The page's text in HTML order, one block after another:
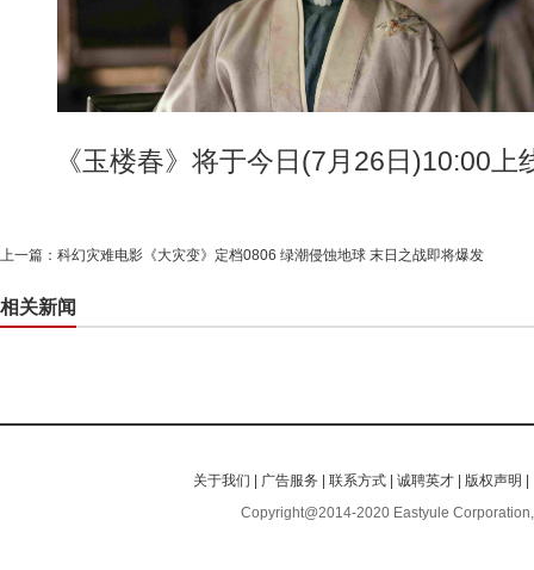
《玉楼春》将于今日(7月26日)10:00上
上一篇： 科幻灾难电影《大灾变》定档0806 绿潮侵蚀地球 末日之战即将爆发
相关新闻
关于我们 广告服务 |联系方式 |诚聘英才 版权声明
Copyright@2014-2020 Eastyule